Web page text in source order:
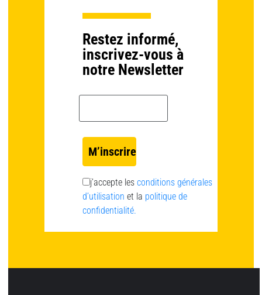
Restez informé,
inscrivez-vous à
notre Newsletter
j’accepte les conditions générales
d’utilisation et la politique de
confidentialité.